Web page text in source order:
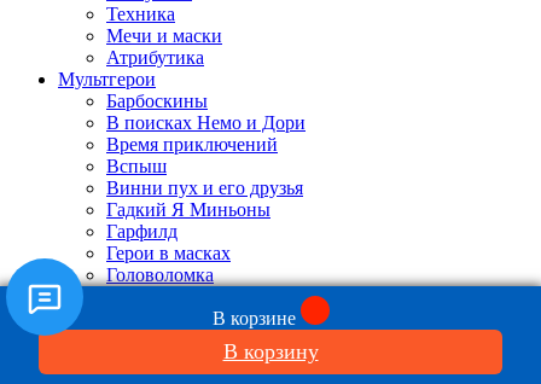
В корзине
В корзину
Техника
Мечи и маски
Атрибутика
Мультгерои
Барбоскины
В поисках Немо и Дори
Время приключений
Вспыш
Винни пух и его друзья
Гадкий Я Миньоны
Гарфилд
Герои в масках
Головоломка
Доктор Плюшева